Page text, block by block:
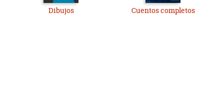
Dibujos Cuentos completos